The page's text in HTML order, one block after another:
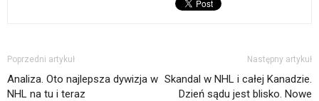
Poprzedni artykuł
Analiza. Oto najlepsza dywizja w
NHL na tu i teraz
Następny artykuł
Skandal w NHL i całej Kanadzie.
Dzień sądu jest blisko. Nowe